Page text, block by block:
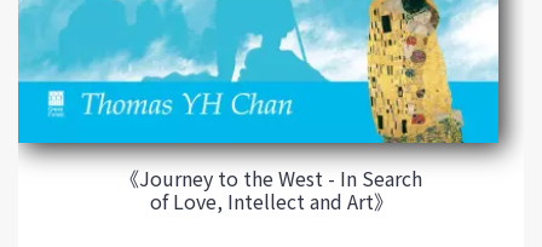
《Journey to the West - In Search
of Love, Intellect and Art》